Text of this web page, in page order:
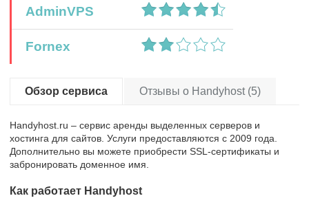
AdminVPS
Fornex
Обзор сервиса Отзывы о Handyhost (5)
Handyhost.ru – сервис аренды выделенных серверов и
хостинга для сайтов. Услуги предоставляются с 2009 года.
Дополнительно вы можете приобрести SSL-сертификаты и
забронировать доменное имя.
Как работает Handyhost